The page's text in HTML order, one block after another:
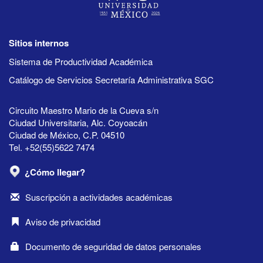
Sitios internos
Sistema de Productividad Académica
Catálogo de Servicios Secretaría Administrativa SGC
Circuito Maestro Mario de la Cueva s/n
Ciudad Universitaria, Alc. Coyoacán
Ciudad de México, C.P. 04510
Tel. +52(55)5622 7474
¿Cómo llegar?
Suscripción a actividades académicas
Aviso de privacidad
Documento de seguridad de datos personales